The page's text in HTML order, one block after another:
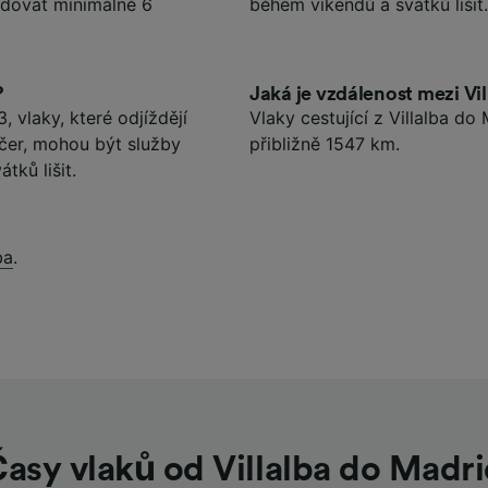
vlaky, které odjíždějí
mohou být služby
lišit.
Jaká je vzdálenost mezi
Vlaky cestující z Villalba do
přibližně 1547 km.
.
vlaků od Villalba do